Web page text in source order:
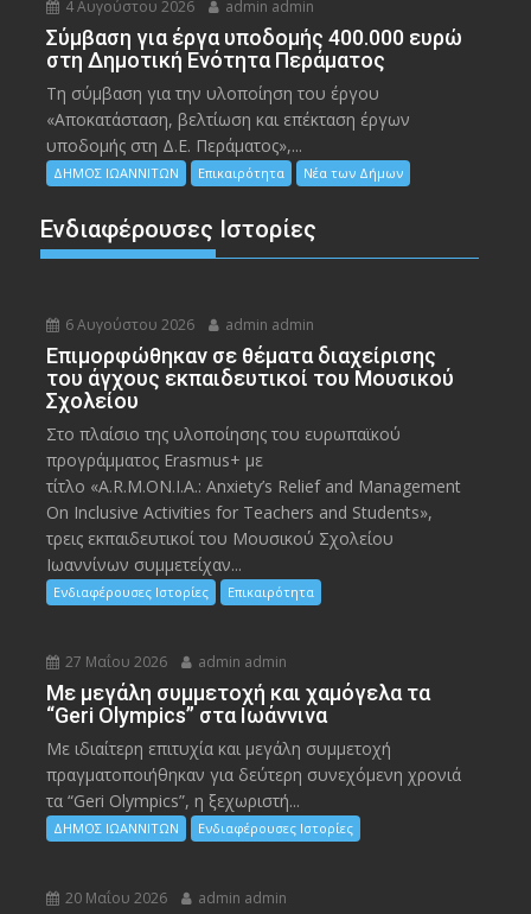
4 Αυγούστου 2026 admin admin
Σύμβαση για έργα υποδομής 400.000 ευρώ
στη Δημοτική Ενότητα Περάματος
Τη σύμβαση για την υλοποίηση του έργου
«Αποκατάσταση, βελτίωση και επέκταση έργων
υποδομής στη Δ.Ε. Περάματος»,...
ΔΗΜΟΣ ΙΩΑΝΝΙΤΩΝ Επικαιρότητα Νέα των Δήμων
Ενδιαφέρουσες Ιστορίες
6 Αυγούστου 2026 admin admin
Eπιμορφώθηκαν σε θέματα διαχείρισης
του άγχους εκπαιδευτικοί του Μουσικού
Σχολείου
Στο πλαίσιο της υλοποίησης του ευρωπαϊκού
προγράμματος Erasmus+ με
τίτλο «A.R.M.ON.I.A.: Anxiety’s Relief and Management
On Inclusive Activities for Teachers and Students»,
τρεις εκπαιδευτικοί του Μουσικού Σχολείου
Ιωαννίνων συμμετείχαν...
Ενδιαφέρουσες Ιστορίες Επικαιρότητα
27 Μαΐου 2026 admin admin
Με μεγάλη συμμετοχή και χαμόγελα τα
“Geri Olympics” στα Ιωάννινα
Με ιδιαίτερη επιτυχία και μεγάλη συμμετοχή
πραγματοποιήθηκαν για δεύτερη συνεχόμενη χρονιά
τα “Geri Olympics”, η ξεχωριστή...
ΔΗΜΟΣ ΙΩΑΝΝΙΤΩΝ Ενδιαφέρουσες Ιστορίες
20 Μαΐου 2026 admin admin